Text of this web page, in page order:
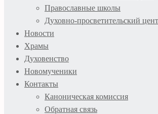
Православные школы
Духовно-просветительский
Новости
Храмы
Духовенство
Новомученики
Контакты
Каноническая комиссия
Обратная связь